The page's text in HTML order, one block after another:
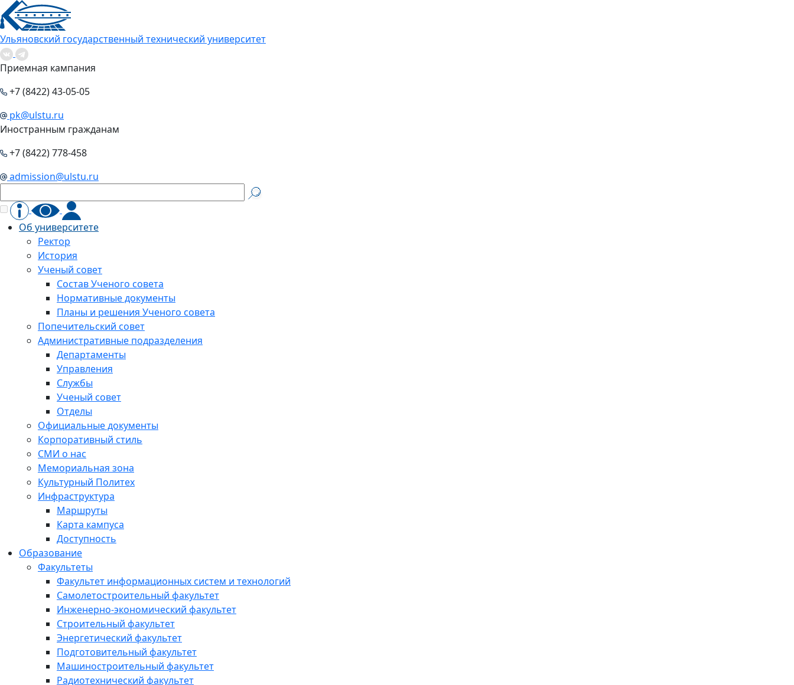
Ульяновский государственный технический университет
Приемная кампания
+7 (8422) 43-05-05
pk@ulstu.ru
Иностранным гражданам
+7 (8422) 778-458
admission@ulstu.ru
Об университете
Ректор
История
Ученый совет
Состав Ученого совета
Нормативные документы
Планы и решения Ученого совета
Попечительский совет
Административные подразделения
Департаменты
Управления
Службы
Ученый совет
Отделы
Официальные документы
Корпоративный стиль
СМИ о нас
Мемориальная зона
Культурный Политех
Инфраструктура
Маршруты
Карта кампуса
Доступность
Образование
Факультеты
Факультет информационных систем и технологий
Самолетостроительный факультет
Инженерно-экономический факультет
Строительный факультет
Энергетический факультет
Подготовительный факультет
Машиностроительный факультет
Радиотехнический факультет